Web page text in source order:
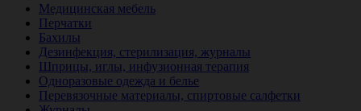
Медицинская мебель
Перчатки
Бахилы
Дезинфекция, стерилизация, журналы
Шприцы, иглы, инфузионная терапия
Одноразовые одежда и белье
Перевязочные материалы, спиртовые салфетки